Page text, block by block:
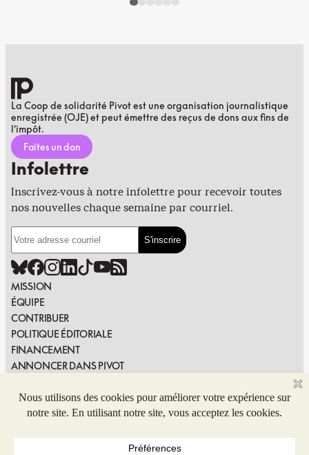
La Coop de solidarité Pivot est une organisation journalistique
enregistrée (OJE) et peut émettre des reçus de dons aux fins de
l’impôt.
Faites un don
Infolettre
Inscrivez-vous à notre infolettre pour recevoir toutes
nos nouvelles chaque semaine par courriel.
MISSION
ÉQUIPE
CONTRIBUER
POLITIQUE ÉDITORIALE
FINANCEMENT
ANNONCER DANS PIVOT
SIGNALER UNE ERREUR
NOUS JOINDRE